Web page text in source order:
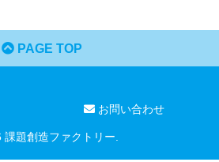
PAGE TOP
お問い合わせ
題創造ファクトリー.